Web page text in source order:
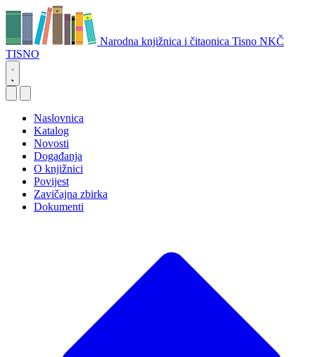
Narodna knjižnica i čitaonica Tisno NKČ
TISNO
Naslovnica
Katalog
Novosti
Događanja
O knjižnici
Povijest
Zavičajna zbirka
Dokumenti